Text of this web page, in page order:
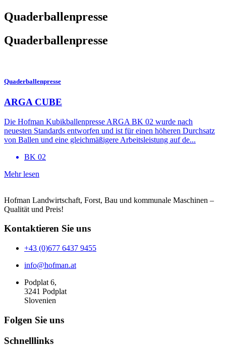
Quaderballenpresse
Quaderballenpresse
Quaderballenpresse
ARGA CUBE
Die Hofman Kubikballenpresse ARGA BK 02 wurde nach
neuesten Standards entworfen und ist für einen höheren Durchsatz
von Ballen und eine gleichmäßigere Arbeitsleistung auf de...
BK 02
Mehr lesen
Hofman Landwirtschaft, Forst, Bau und kommunale Maschinen –
Qualität und Preis!
Kontaktieren Sie uns
+43 (0)677 6437 9455
info@hofman.at
Podplat 6,
3241 Podplat
Slovenien
Folgen Sie uns
Schnelllinks